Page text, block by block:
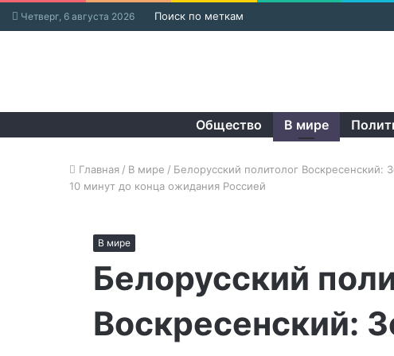
Четверг, 6 августа 2026 Поиск по меткам
Общество В мире
Главная / В мире / Белорусский политолог Воскресенский:
10 минут до конца ожидания Россией
В мире
Белорусский
Воскресенский: